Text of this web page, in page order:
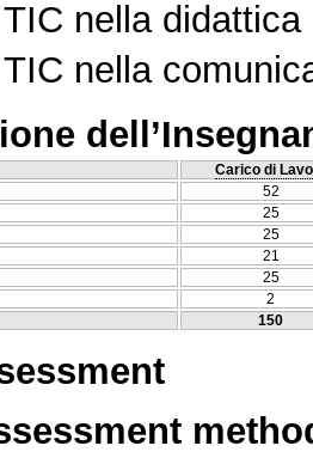
nella
nella
Carico di
52
25
25
21
25
2
150